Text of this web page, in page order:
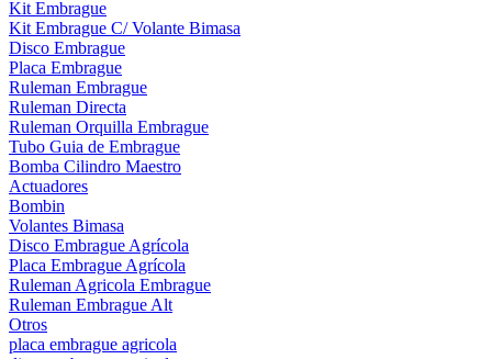
Kit Embrague
Kit Embrague C/ Volante Bimasa
Disco Embrague
Placa Embrague
Ruleman Embrague
Ruleman Directa
Ruleman Orquilla Embrague
Tubo Guia de Embrague
Bomba Cilindro Maestro
Actuadores
Bombin
Volantes Bimasa
Disco Embrague Agrícola
Placa Embrague Agrícola
Ruleman Agricola Embrague
Ruleman Embrague Alt
Otros
placa embrague agricola